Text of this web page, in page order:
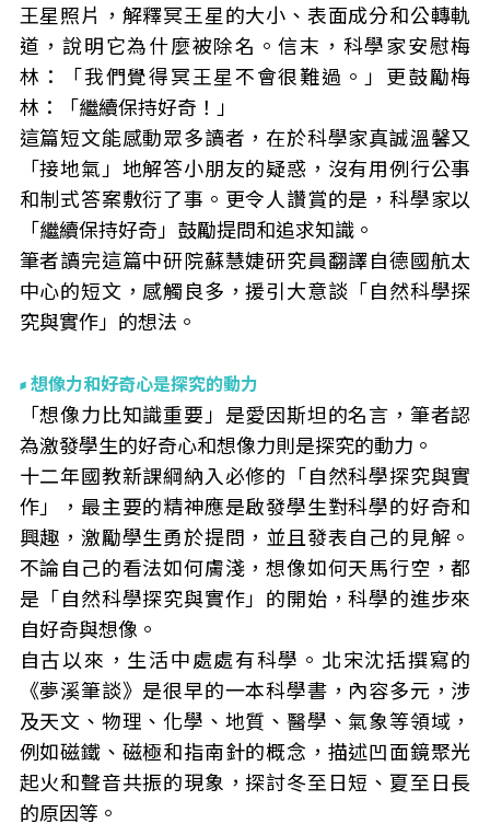
王星照片，解釋冥王星的大小、表面成分和公轉軌
道，說明它為什麼被除名。信末，科學家安慰梅
林：「我們覺得冥王星不會很難過。」更鼓勵梅
林：「繼續保持好奇！」
這篇短文能感動眾多讀者，在於科學家真誠溫馨又
「接地氣」地解答小朋友的疑惑，沒有用例行公事
和制式答案敷衍了事。更令人讚賞的是，科學家以
「繼續保持好奇」鼓勵提問和追求知識。
筆者讀完這篇中研院蘇慧婕研究員翻譯自德國航太
中心的短文，感觸良多，援引大意談「自然科學探
究與實作」的想法。
想像力和好奇心是探究的動力
「想像力比知識重要」是愛因斯坦的名言，筆者認
為激發學生的好奇心和想像力則是探究的動力。
十二年國教新課綱納入必修的「自然科學探究與實
作」，最主要的精神應是啟發學生對科學的好奇和
興趣，激勵學生勇於提問，並且發表自己的見解。
不論自己的看法如何膚淺，想像如何天馬行空，都
是「自然科學探究與實作」的開始，科學的進步來
自好奇與想像。
自古以來，生活中處處有科學。北宋沈括撰寫的
《夢溪筆談》是很早的一本科學書，內容多元，涉
及天文、物理、化學、地質、醫學、氣象等領域，
例如磁鐵、磁極和指南針的概念，描述凹面鏡聚光
起火和聲音共振的現象，探討冬至日短、夏至日長
的原因等。